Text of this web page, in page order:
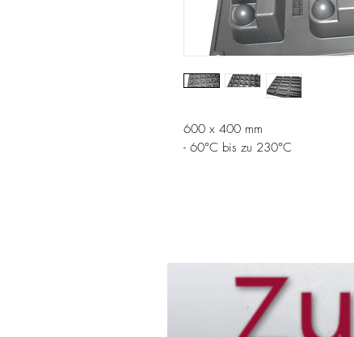
600 x 400 mm
- 60°C bis zu 230°C